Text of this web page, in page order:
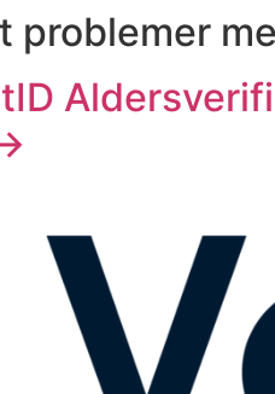
problemer